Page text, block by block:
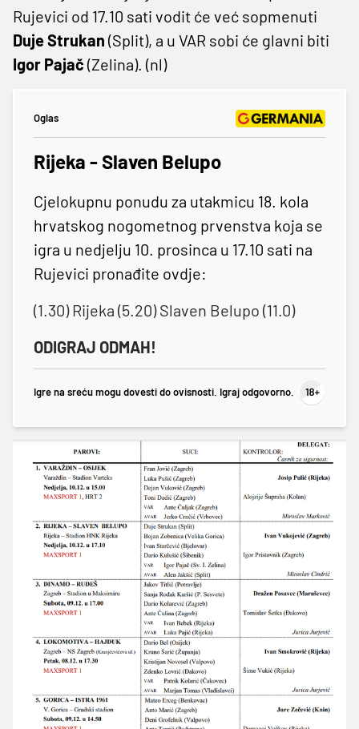
Rujevici od 17.10 sati vodit će već sopmenuti
Duje Strukan (Split), a u VAR sobi će glavni biti
Igor Pajač (Zelina). (nl)
Oglas
Rijeka - Slaven Belupo
Cjelokupnu ponudu za utakmicu 18. kola
hrvatskog nogometnog prvenstva koja se
igra u nedjelju 10. prosinca u 17.10 sati na
Rujevici pronađite ovdje:
(1.30) Rijeka (5.20) Slaven Belupo (11.0)
ODIGRAJ ODMAH!
Igre na sreću mogu dovesti do ovisnosti. Igraj odgovorno.